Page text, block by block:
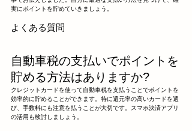
実にポイントを貯めていきましょう。
よくある質問
自動車税の支払いでポイントを
貯める方法はありますか?
クレジットカードを使って自動車税を支払うことでポイントを
効率的に貯めることができます。特に還元率の高いカードを選
び、手数料にも注意を払うことが大切です。スマホ決済アプリ
の活用も検討しましょう。